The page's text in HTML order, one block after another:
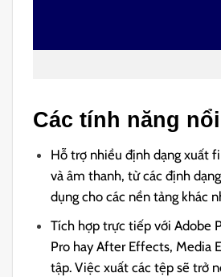
Các tính năng
Hỗ trợ nhiều định dạng xuất
và âm thanh, từ các định
dụng cho các nền tảng khác
Tích hợp trực tiếp với Adobe
Pro hay After Effects, Media
tập. Việc xuất các tệp sẽ trở